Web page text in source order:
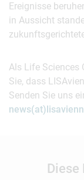
Ereignisse
in Aussicht
Als Life Sciences
Sie, dass
Senden Sie uns
Diese